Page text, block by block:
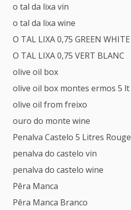
o tal da lixa vin
o tal da lixa wine
O TAL LIXA 0,75 GREEN WHITE
O TAL LIXA 0,75 VERT BLANC
olive oil box
olive oil box montes ermos 5 lt
olive oil from freixo
ouro do monte wine
Penalva Castelo 5 Litres Rouge
penalva do castelo vin
penalva do castelo wine
Pêra Manca
Pêra Manca Branco